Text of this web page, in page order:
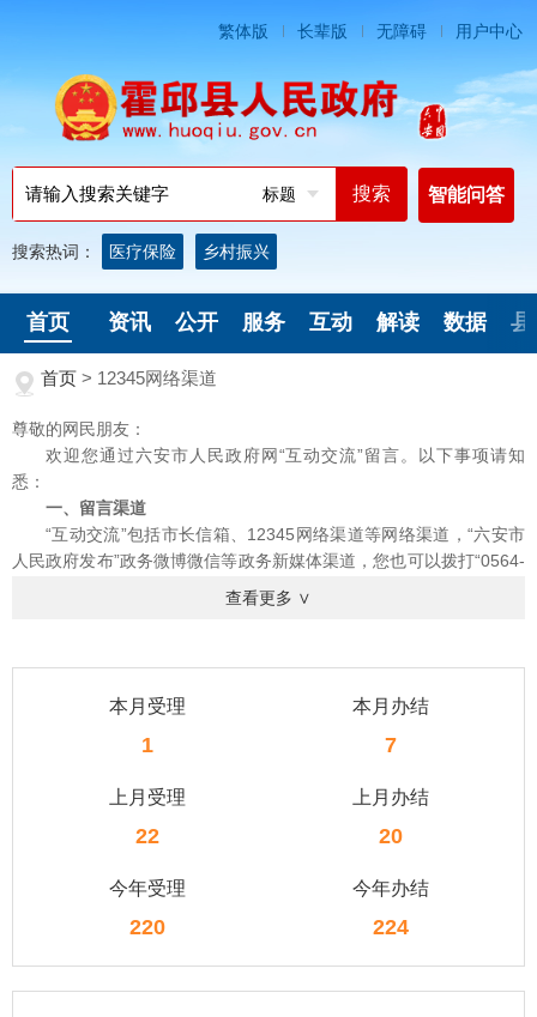
繁体版 长辈版 无障碍 用户中心
标题 智能问答
搜索热词： 医疗保险 乡村振兴
首页 资讯 公开 服务 互动 解读 数据 县
首页 > 12345网络渠道
尊敬的网民朋友：
欢迎您通过六安市人民政府网“互动交流”留言。以下事项请知
悉：
一、留言渠道
“互动交流”包括市长信箱、12345网络渠道等网络渠道，“六安市
人民政府发布”政务微博微信等政务新媒体渠道，您也可以拨打“0564-
市人民政府网与安徽政务服务网会员注册、登录、认证等一体化。如
果您是六安市人民政府网（安徽政务服务网）注册用户，请登录网站
后留言；如您不是注册用户，请您先注册，注册完成后登录网站即可
留言。留言时填写“留言类型”、“受理单位”、“标题”、“内容”、“验证
双微渠道：可在“六安市人民政府发布”政务微博微信文章页“留言
三、留言审核
留言信息内容实行先审后发。参与留言即表明您已经阅读并接受
查看更多 ∨
本月受理
1
本月办结
7
上月受理
22
上月办结
20
今年受理
220
今年办结
224